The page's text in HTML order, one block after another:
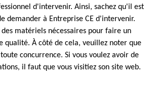
d'intervenir. Ainsi, sachez qu'il est
demander à Entreprise CE d'intervenir.
des matériels nécessaires pour faire un
qualité. À côté de cela, veuillez noter que
concurrence. Si vous voulez avoir de
il faut que vous visitiez son site web.